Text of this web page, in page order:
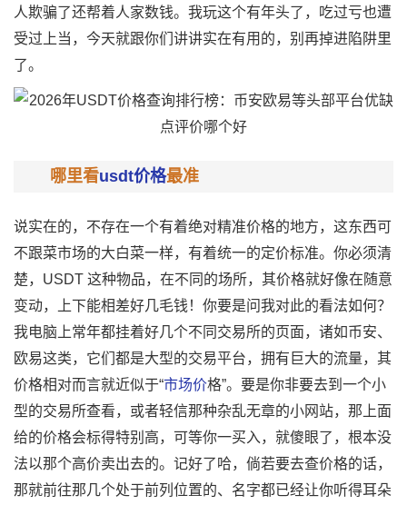
人欺骗了还帮着人家数钱。我玩这个有年头了，吃过亏也遭
受过上当，今天就跟你们讲讲实在有用的，别再掉进陷阱里
了。
哪里看usdt价格最准
说实在的，不存在一个有着绝对精准价格的地方，这东西可
不跟菜市场的大白菜一样，有着统一的定价标准。你必须清
楚，USDT 这种物品，在不同的场所，其价格就好像在随意
变动，上下能相差好几毛钱！你要是问我对此的看法如何？
我电脑上常年都挂着好几个不同交易所的页面，诸如币安、
欧易这类，它们都是大型的交易平台，拥有巨大的流量，其
价格相对而言就近似于“市场价格”。要是你非要去到一个小
型的交易所查看，或者轻信那种杂乱无章的小网站，那上面
给的价格会标得特别高，可等你一买入，就傻眼了，根本没
法以那个高价卖出去的。记好了哈，倘若要去查价格的话，
那就前往那几个处于前列位置的、名字都已经让你听得耳朵